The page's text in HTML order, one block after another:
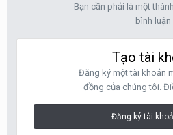
Bạn cần phải là một
bình luận
Tạo tài
Đăng ký một tài khoản
đồng của chúng tôi.
Đăng ký tài